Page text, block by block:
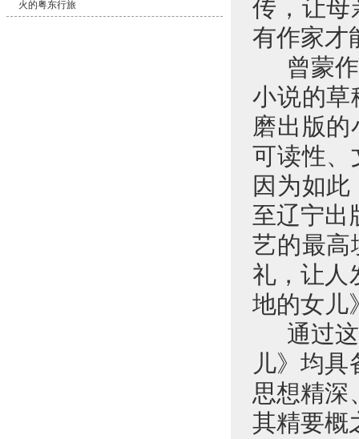
火的粤东行旅
传，让母
有作家才
曾蒙
小说的草
磨出版
可读性、
因为如
至辽宁出
艺的最高
礼，让人
地的女儿
通过
儿》均
思想精深
其精要概